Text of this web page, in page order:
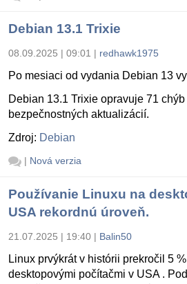
Debian 13.1 Trixie
08.09.2025 | 09:01 | redhawk1975
Po mesiaci od vydania Debian 13
Debian 13.1 Trixie opravuje 71
bezpečnostných aktualizácií.
Zdroj: Debian
| Nová verzia
Používanie Linuxu na
USA rekordnú úroveň.
21.07.2025 | 19:40 | Balin50
Linux prvýkrát v histórii prekročil 5
desktopovými počítačmi v USA .